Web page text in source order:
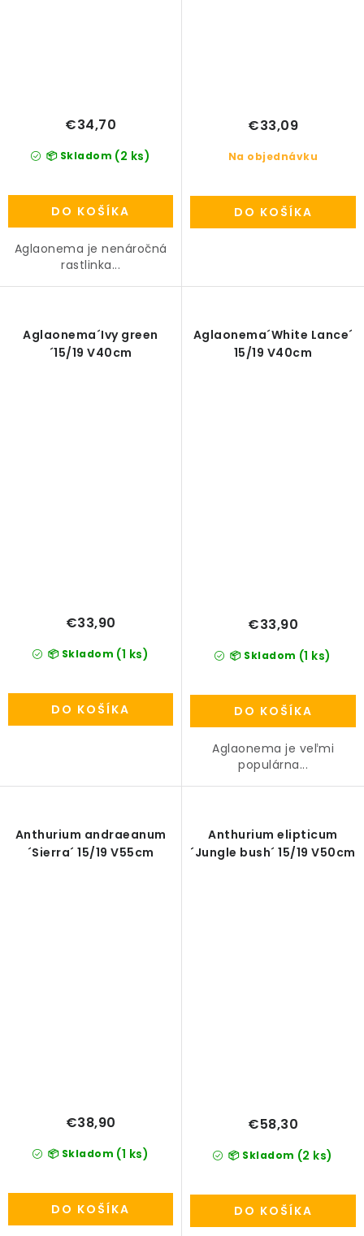
📦 Skladom (2 ks)
€34,70
DO KOŠÍKA
Aglaonema je nenáročná
rastlinka...
Na objednávku
€33,09
DO KOŠÍKA
Aglaonema´Ivy green
´15/19 V40cm
📦 Skladom (1 ks)
€33,90
DO KOŠÍKA
Aglaonema´White Lance´
15/19 V40cm
📦 Skladom (1 ks)
€33,90
DO KOŠÍKA
Aglaonema je veľmi
populárna...
Anthurium andraeanum
´Sierra´ 15/19 V55cm
📦 Skladom (1 ks)
€38,90
DO KOŠÍKA
Anthurium elipticum
´Jungle bush´ 15/19 V50cm
📦 Skladom (2 ks)
€58,30
DO KOŠÍKA